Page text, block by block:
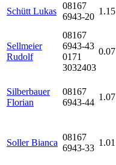
Schütt Lukas
08167
6943-20
1.15
Sellmeier
Rudolf
08167
6943-43
0171
3032403
0.07
Silberbauer
Florian
08167
6943-44
1.07
Soller Bianca
08167
6943-33
1.01